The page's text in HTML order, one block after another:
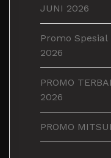
JUNI 2026
Promo
2026
PROMO
2026
PROMO